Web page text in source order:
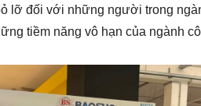
lỡ đối với những người trong
tiềm năng vô hạn của ngành